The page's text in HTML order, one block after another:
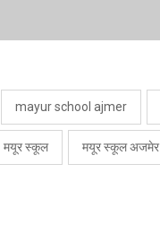
mayur school ajmer
मयूर स्कूल मयूर स्कूल अजमेर